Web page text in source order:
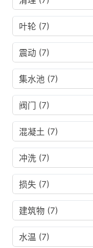
叶轮 (7)
震动 (7)
集水池 (7)
阀门 (7)
混凝土 (7)
冲洗 (7)
损失 (7)
建筑物 (7)
水温 (7)